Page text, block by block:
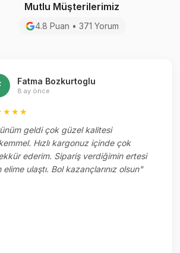
Mutlu Müşterilerimiz
4.8 Puan • 371 Yorum
Fatma Bozkurtoglu
8 ay önce
geldi çok güzel kalitesi
Hızlı kargonuz içinde çok
ederim. Sipariş verdiğimin ertesi
elime ulaştı. Bol kazançlarınız olsun"